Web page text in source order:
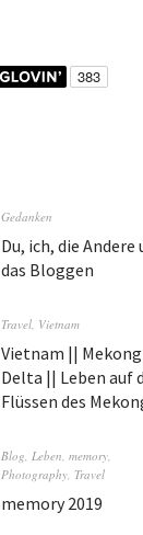
Gedanken
Du, ich, die Andere
das Bloggen
Travel, Vietnam
Vietnam || Mekong
Delta || Leben auf
Flüssen des
Blog, Leben, memory,
Photography, Travel
memory 2019